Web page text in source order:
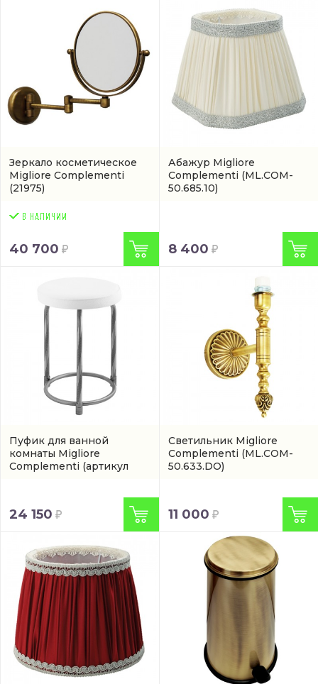
Зеркало косметическое
Migliore Complementi
(21975)
40 700
Абажур Migliore
Complementi (ML.COM-
50.685.10)
8 400
Пуфик для ванной
комнаты Migliore
Complementi (артикул
24 150
Светильник Migliore
Complementi (ML.COM-
50.633.DO)
11 000